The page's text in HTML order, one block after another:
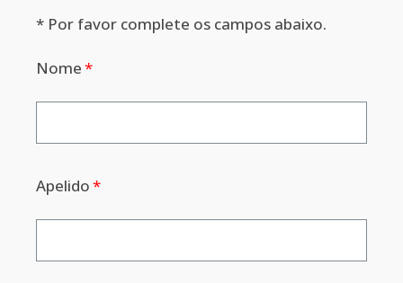
* Por favor complete os campos abaixo.
Nome
Apelido